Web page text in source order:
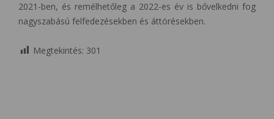
2021-ben, és remélhetőleg a 2022-es év is bővelkedni fog
nagyszabású felfedezésekben és áttörésekben.
Megtekintés: 301